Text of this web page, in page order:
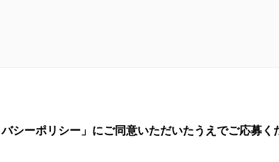
シーポリシー」にご同意いただいたうえでご応募く